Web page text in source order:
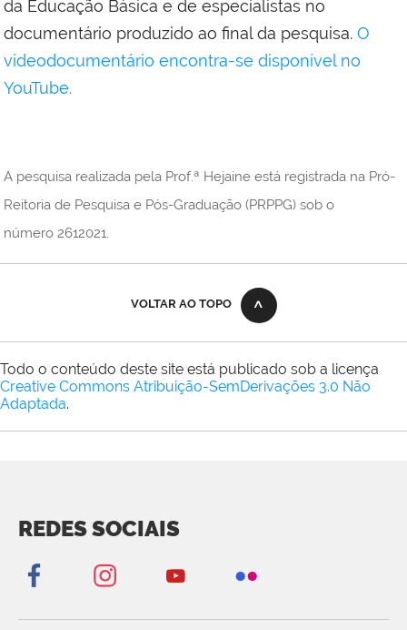
da Educação Básica e de especialistas no
documentário produzido ao final da pesquisa. O
videodocumentário encontra-se disponível no
YouTube.
A pesquisa realizada pela Prof.ª Hejaine está registrada na Pró-
Reitoria de Pesquisa e Pós-Graduação (PRPPG) sob o
número 2612021.
VOLTAR AO TOPO
Todo o conteúdo deste site está publicado sob a licença
Creative Commons Atribuição-SemDerivações 3.0 Não
Adaptada.
REDES SOCIAIS